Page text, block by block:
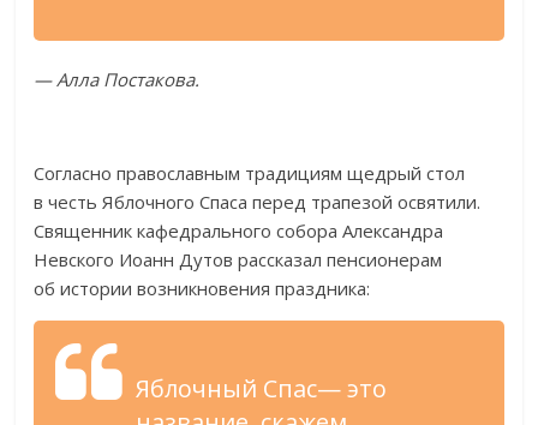
— Алла Постакова.
Согласно православным традициям щедрый стол
в честь Яблочного Спаса перед трапезой освятили.
Священник кафедрального собора Александра
Невского Иоанн Дутов рассказал пенсионерам
об истории возникновения праздника:
Яблочный Спас—это